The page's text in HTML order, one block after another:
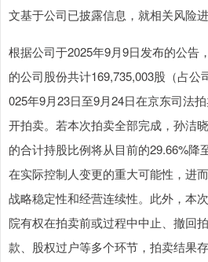
文基于公司已披露信息，就相关风险
根据公司于2025年9月9日发布的公告
的公司股份共计169,735,003股（占公
025年9月23日至9月24日在京东司法
开拍卖。若本次拍卖全部完成，孙洁
的合计持股比例将从目前的29.66%降
在实际控制人变更的重大可能性，进
战略稳定性和经营连续性。此外，本
院有权在拍卖前或过程中中止、撤回
款、股权过户等多个环节，拍卖结果